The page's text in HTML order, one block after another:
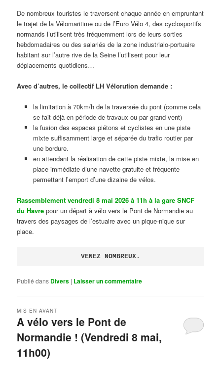
De nombreux touristes le traversent chaque année en empruntant
le trajet de la Vélomaritime ou de l’Euro Vélo 4, des cyclosportifs
normands l’utilisent très fréquemment lors de leurs sorties
hebdomadaires ou des salariés de la zone industrialo-portuaire
habitant sur l’autre rive de la Seine l’utilisent pour leur
déplacements quotidiens…
Avec d’autres, le collectif LH Vélorution demande :
la limitation à 70km/h de la traversée du pont (comme cela
se fait déjà en période de travaux ou par grand vent)
la fusion des espaces piétons et cyclistes en une piste
mixte suffisamment large et séparée du trafic routier par
une bordure.
en attendant la réalisation de cette piste mixte, la mise en
place immédiate d’une navette gratuite et fréquente
permettant l’emport d’une dizaine de vélos.
Rassemblement vendredi 8 mai 2026 à 11h à la gare SNCF
du Havre pour un départ à vélo vers le Pont de Normandie au
travers des paysages de l’estuaire avec un pique-nique sur
place.
VENEZ NOMBREUX.
Publié dans Divers | Laisser un commentaire
A vélo vers le Pont de
Normandie ! (Vendredi 8 mai,
11h00)
MIS EN AVANT